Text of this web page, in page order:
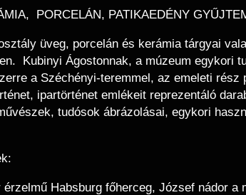
PORCELÁN, PATIKAEDÉNY
üveg, porcelán és kerámia tárgyai
Kubinyi Ágostonnak, a múzeum egykori
a Széchényi-teremmel, az emeleti
ipartörténet emlékeit reprezentáló
tudósok ábrázolásai, egykori
érzelmű Habsburg főherceg, József nádor